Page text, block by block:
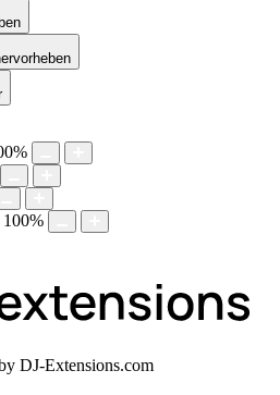
%
100%
DJ-Extensions.com